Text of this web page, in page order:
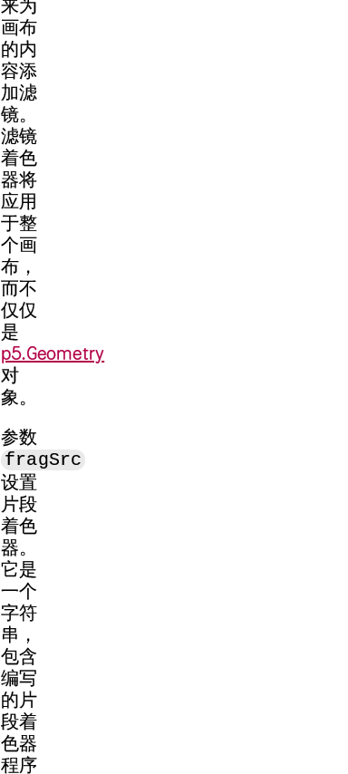
来为
画布
的内
容添
加滤
镜。
滤镜
着色
器将
应用
于整
个画
布，
而不
仅仅
是
p5.Geometry
对
象。
参数
fragSrc
设置
片段
着色
器。
它是
一个
字符
串，
包含
编写
的片
段着
色器
程序